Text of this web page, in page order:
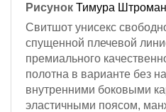
Рисунок Тимура
Свитшот унисекс
спущенной плечевой
премиального
полотна в варианте без
внутренними боковыми
эластичными поясом,